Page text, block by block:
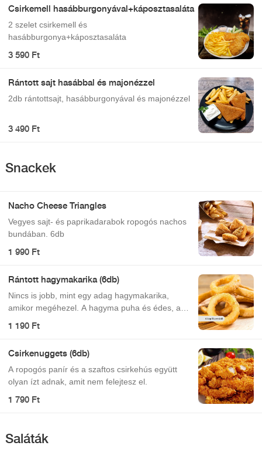
Csirkemell hasábburgonyával+káposztasaláta
2 szelet csirkemell és
hasábburgonya+káposztasaláta
3 590 Ft
Rántott sajt hasábbal és majonézzel
2db rántottsajt, hasábburgonyával és majonézzel
3 490 Ft
Snackek
Nacho Cheese Triangles
Vegyes sajt- és paprikadarabok ropogós nachos
bundában. 6db
1 990 Ft
Rántott hagymakarika (6db)
Nincs is jobb, mint egy adag hagymakarika,
amikor megéhezel. A hagyma puha és édes, a
1 190 Ft
Csirkenuggets (6db)
A ropogós panír és a szaftos csirkehús együtt
olyan ízt adnak, amit nem felejtesz el.
1 790 Ft
Saláták